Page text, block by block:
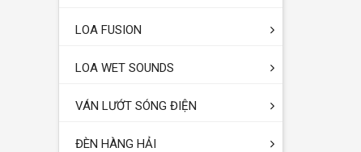
LOA FUSION
LOA WET SOUNDS
VÁN LƯỚT SÓNG ĐIỆN
ĐÈN HÀNG HẢI